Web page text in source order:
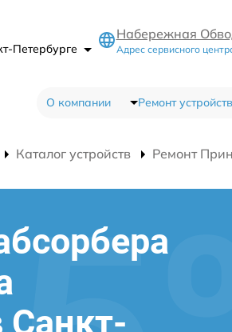
Петербурге
Набережная
Адрес сервисного
О компании Ремонт устройств
Каталог устройств Ремонт
Санкт-